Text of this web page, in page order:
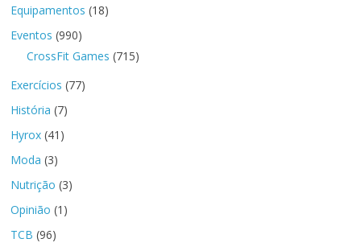
Equipamentos (18)
Eventos (990)
CrossFit Games (715)
Exercícios (77)
História (7)
Hyrox (41)
Moda (3)
Nutrição (3)
Opinião (1)
TCB (96)